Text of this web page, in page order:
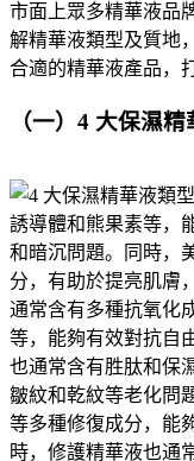
市面上眾多精華液品
解精華液類型及質地
合適的精華液產品，
（一）4 大保濕